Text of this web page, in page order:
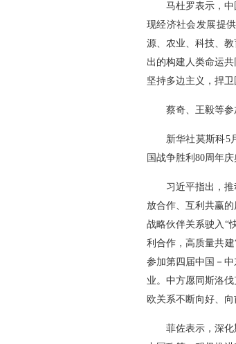
马杜罗表示，
现经济社会发展提
源、农业、科技、
出的构建人类命运
坚持多边主义，捍
蔡奇、王毅等参
新华社莫斯科5
国战争胜利80周年
习近平指出，
放合作、互利共赢
战略伙伴关系驶入“
利合作，高质量共
参加第四届中国－
业。中方愿同斯洛
欧关系不断向好、向
菲佐表示，深